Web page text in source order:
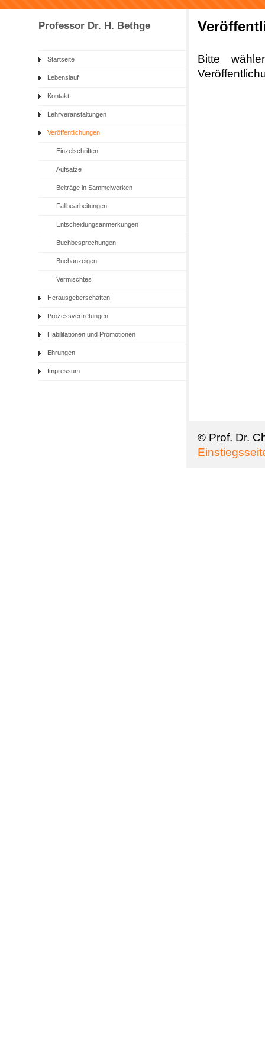
Professor Dr. H. Bethge
Startseite
Lebenslauf
Kontakt
Lehrveranstaltungen
Veröffentlichungen
Einzelschriften
Aufsätze
Beiträge in Sammelwerken
Fallbearbeitungen
Entscheidungsanmerkungen
Buchbesprechungen
Buchanzeigen
Vermischtes
Herausgeberschaften
Prozessvertretungen
Habilitationen und Promotionen
Ehrungen
Impressum
Bitte
© Prof. Dr.